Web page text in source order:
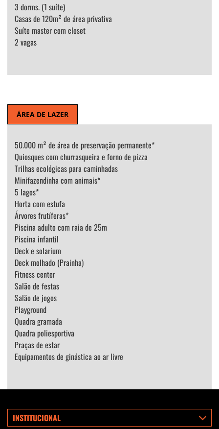
3 dorms. (1 suíte)
Casas de 120m² de área privativa
Suíte master com closet
2 vagas
ÁREA DE LAZER
50.000 m² de área de preservação permanente*
Quiosques com churrasqueira e forno de pizza
Trilhas ecológicas para caminhadas
Minifazendinha com animais*
5 lagos*
Horta com estufa
Árvores frutíferas*
Piscina adulto com raia de 25m
Piscina infantil
Deck e solarium
Deck molhado (Prainha)
Fitness center
Salão de festas
Salão de jogos
Playground
Quadra gramada
Quadra poliesportiva
Praças de estar
Equipamentos de ginástica ao ar livre
INSTITUCIONAL